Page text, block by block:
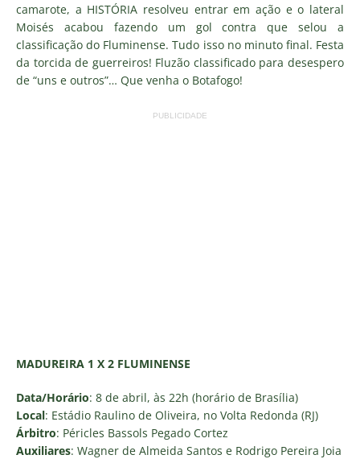
camarote, a HISTÓRIA resolveu entrar em ação e o lateral
Moisés acabou fazendo um gol contra que selou a
classificação do Fluminense. Tudo isso no minuto final. Festa
da torcida de guerreiros! Fluzão classificado para desespero
de “uns e outros”… Que venha o Botafogo!
PUBLICIDADE
MADUREIRA 1 X 2 FLUMINENSE
Data/Horário: 8 de abril, às 22h (horário de Brasília)
Local: Estádio Raulino de Oliveira, no Volta Redonda (RJ)
Árbitro: Péricles Bassols Pegado Cortez
Auxiliares: Wagner de Almeida Santos e Rodrigo Pereira Joia